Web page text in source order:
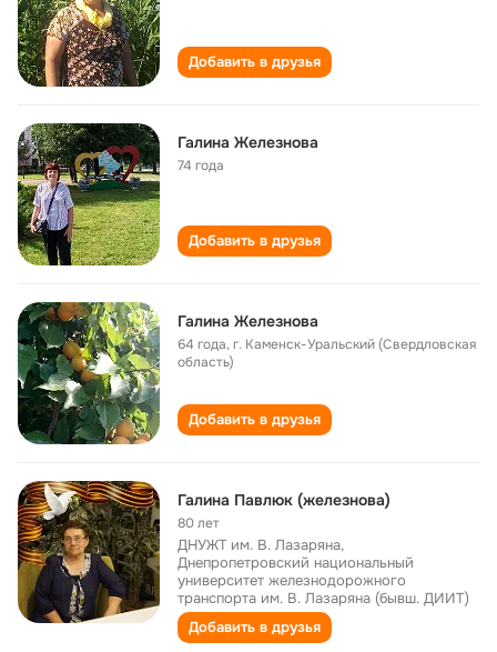
Добавить в друзья
Галина Железнова
74 года
Добавить в друзья
Галина Железнова
64 года,г. Каменск-Уральский (Свердловская
область)
Добавить в друзья
Галина Павлюк (железнова)
80 лет
ДНУЖТ им. В. Лазаряна,
Днепропетровский национальный
университет железнодорожного
транспорта им. В. Лазаряна (бывш. ДИИТ)
Добавить в друзья